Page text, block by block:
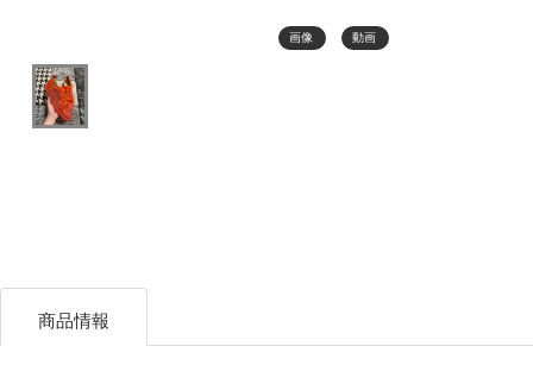
画像 動画
商品情報